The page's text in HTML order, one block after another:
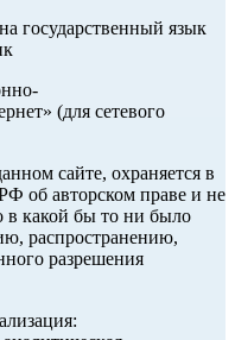
государственный язык
(для сетевого
сайте, охраняется в
об авторском праве и не
в какой бы то ни было
распространению,
разрешения